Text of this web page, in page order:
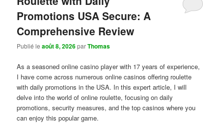
Promotions USA Secure: A
Comprehensive Review
Publié leaoût 8, 2026parThomas
As a seasoned online casino player with 17 years of experience,
I have come across numerous online casinos offering roulette
with daily promotions in the USA. In this expert article, I will
delve into the world of online roulette, focusing on daily
promotions, security measures, and the top casinos where you
can enjoy this popular game.